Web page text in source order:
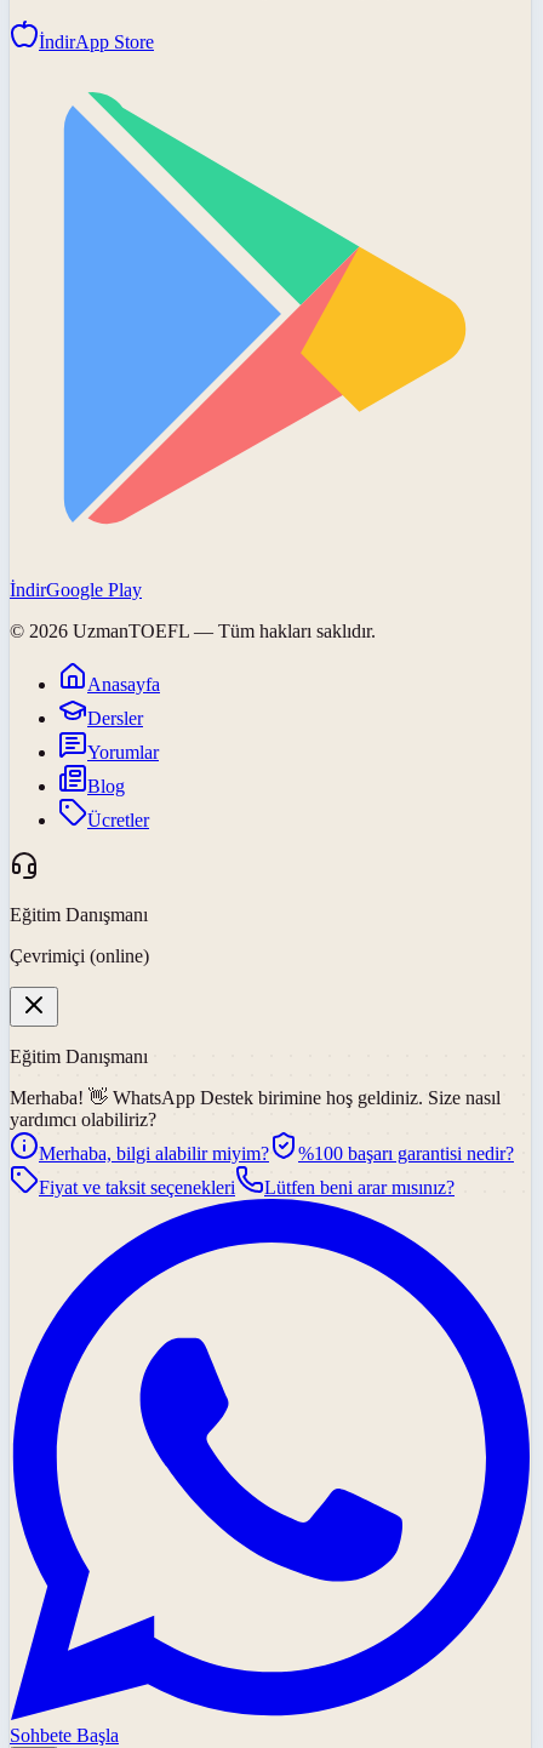
İndirApp Store
İndirGoogle Play
© 2026 UzmanTOEFL — Tüm hakları saklıdır.
Anasayfa
Dersler
Yorumlar
Blog
Ücretler
Eğitim Danışmanı
Çevrimiçi (online)
Eğitim Danışmanı
Merhaba! 👋 WhatsApp Destek birimine hoş geldiniz. Size nasıl
yardımcı olabiliriz?
Merhaba, bilgi alabilir miyim?
%100 başarı garantisi nedir?
Fiyat ve taksit seçenekleri
Lütfen beni arar mısınız?
Sohbete Başla